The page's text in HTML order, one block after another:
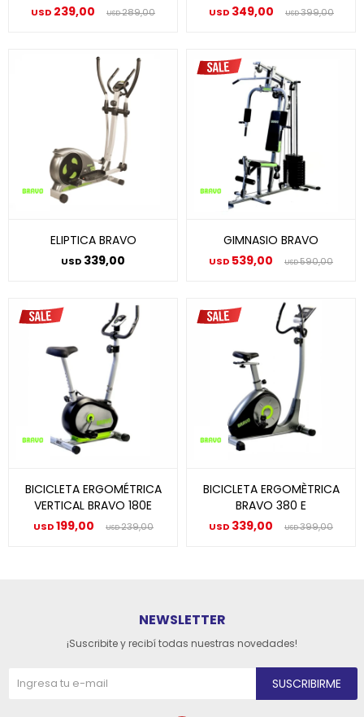
USD 239,00 USD289,00 USD 349,00 USD399,00
ELIPTICA BRAVO
USD 339,00
GIMNASIO BRAVO
USD 539,00 USD590,00
BICICLETA ERGOMÉTRICA
VERTICAL BRAVO 180E
USD199,00 USD239,00
BICICLETA ERGOMÈTRICA
BRAVO 380 E
USD 339,00 USD399,00
NEWSLETTER
¡Suscribite y recibí todas nuestras novedades!
SUSCRIBIRME